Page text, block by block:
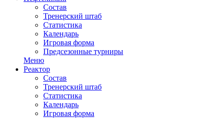
Состав
Тренерский штаб
Статистика
Календарь
Игровая форма
Предсезонные турниры
Меню
Реактор
Состав
Тренерский штаб
Статистика
Календарь
Игровая форма